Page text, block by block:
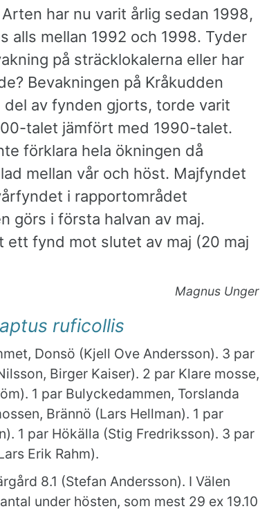
har nu varit årlig sedan 1998,
alls mellan 1992 och 1998. Tyder
på sträcklokalerna eller har
Bevakningen på Kråkudden
av fynden gjorts, torde varit
talet jämfört med 1990-talet.
förklara hela ökningen då
mellan vår och höst. Majfyndet
i rapportområdet
görs i första halvan av maj.
ett fynd mot slutet av maj (20 maj
Magnus Unger
ruficollis
Donsö (Kjell Ove Andersson). 3 par
Birger Kaiser). 2 par Klare mosse,
1 par Bulyckedammen, Torslanda
Brännö (Lars Hellman). 1 par
1 par Hökälla (Stig Fredriksson). 3 par
Erik Rahm).
8.1 (Stefan Andersson). I Välen
under hösten, som mest 29 ex 19.10